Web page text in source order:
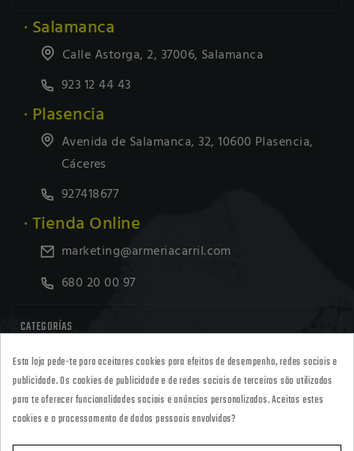
· Salamanca
Calle Astorga, 2, 37006, Salamanca
923 12 44 43
· Plasencia
Avenida de Salamanca, 32, 10600 Plasencia,
Cáceres
927418677
· Tienda Online
marketing@armeriacarril.com
680 20 00 97
CATEGORÍAS
POLÍTICAS 
Esta loja pede-te para aceitares cookies para efeitos de desempenho, redes sociais e
publicidade. Os cookies de publicidade e de redes sociais de terceiros são utilizados
para te oferecer funcionalidades sociais e anúncios personalizados. Aceitas estes
cookies e o processamento de dados pessoais envolvidos?